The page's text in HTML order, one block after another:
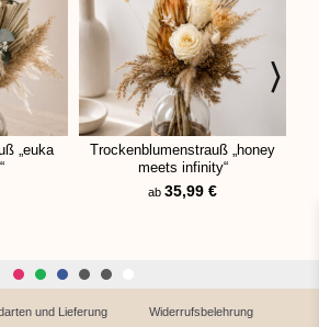
„euka
Trockenblumenstrauß „honey
meets infinity“
ab 35,99 €
und Lieferung Widerrufsbelehrung